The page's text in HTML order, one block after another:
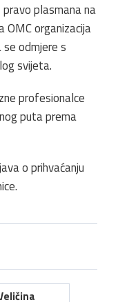
plasmana na
organizacija
se odmjere s
svijeta.
profesionalce
puta prema
o prihvaćanju